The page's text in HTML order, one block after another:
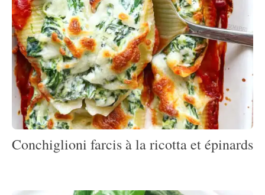
Conchiglioni farcis à la ricotta et épinards